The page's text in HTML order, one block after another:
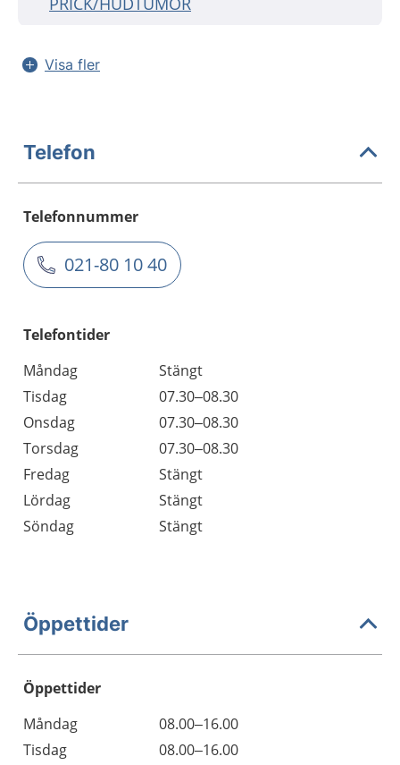
Visa fler
Telefon
Telefonnummer
021-80 10 40
Telefontider
Måndag
Stängt
Tisdag
07.30–08.30
Onsdag
07.30–08.30
Torsdag
07.30–08.30
Fredag
Stängt
Lördag
Stängt
Söndag
Stängt
Öppettider
Öppettider
Dag
Öppettider
Kommentarer
Måndag
08.00–16.00
Tisdag
08.00–16.00